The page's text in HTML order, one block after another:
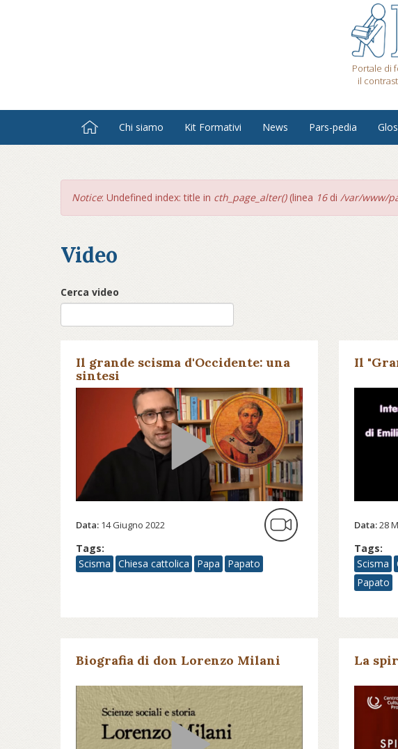
Portale di
il
Chi siamo Kit Formativi News Pars-pedia
Messaggio
Notice: Undefined index: title in cth_page_alter()(linea 16di /var/www/
Video
Cerca video
Il grande scisma d'Occidente: una
sintesi
Data: 14 Giugno 2022
Tags:
Scisma
Chiesa cattolica Papa Papato
Il
Data:28
Tags:
Scisma
Papato
Biografia di don Lorenzo Milani La